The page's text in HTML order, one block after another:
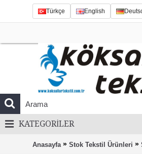
Türkçe English
KATEGORILER
Anasayfa » Stok Tekstil Ürünleri »